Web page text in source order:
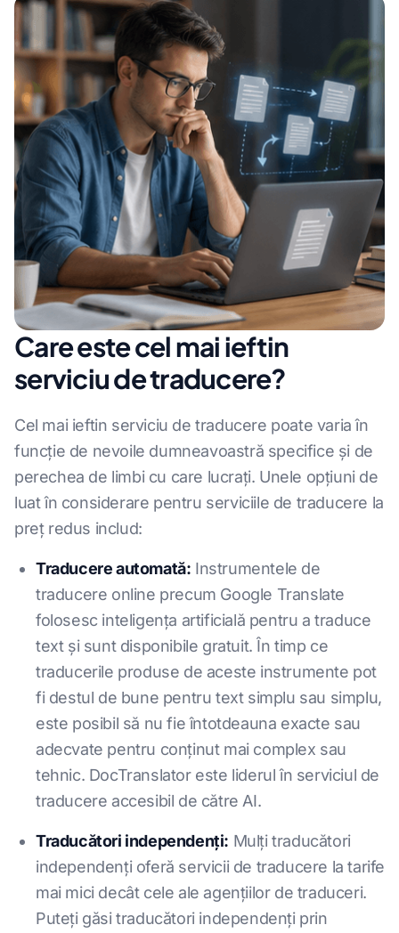
Care este cel mai ieftin
serviciu de traducere?
Cel mai ieftin serviciu de traducere poate varia în
funcție de nevoile dumneavoastră specifice și de
perechea de limbi cu care lucrați. Unele opțiuni de
luat în considerare pentru serviciile de traducere la
preț redus includ:
Traducere automată: Instrumentele de
traducere online precum Google Translate
folosesc inteligența artificială pentru a traduce
text și sunt disponibile gratuit. În timp ce
traducerile produse de aceste instrumente pot
fi destul de bune pentru text simplu sau simplu,
este posibil să nu fie întotdeauna exacte sau
adecvate pentru conținut mai complex sau
tehnic. DocTranslator este liderul în serviciul de
traducere accesibil de către AI.
Traducători independenți: Mulți traducători
independenți oferă servicii de traducere la tarife
mai mici decât cele ale agențiilor de traduceri.
Puteți găsi traducători independenți prin